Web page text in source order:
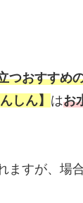
つおすすめ
しん】 はお
ますが、場